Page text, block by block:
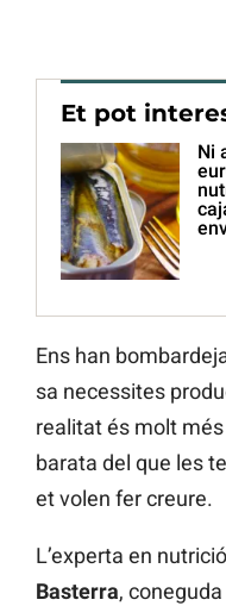
Et pot
Ni
Ens han
sa necessites
realitat és molt
barata del que les
et volen fer creure.
L’experta en
Basterra,